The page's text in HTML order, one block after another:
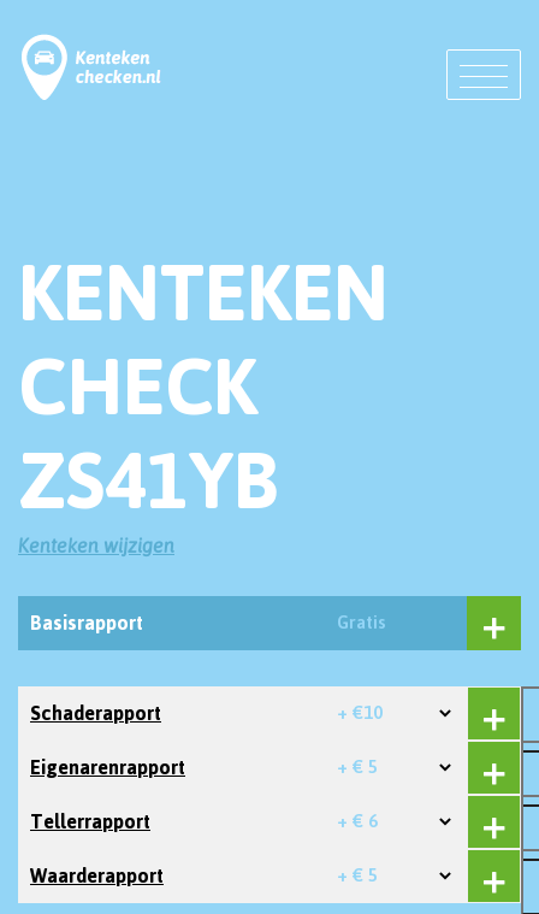
KENTEKEN
CHECK
ZS41YB
Kenteken wijzigen
Basisrapport Gratis
Schaderapport + €10
Eigenarenrapport + € 5
Tellerrapport + € 6
Waarderapport + € 5